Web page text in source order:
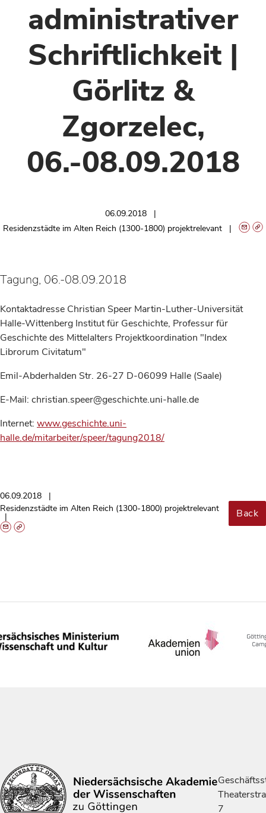
administrativer
Schriftlichkeit |
Görlitz &
Zgorzelec,
06.-08.09.2018
06.09.2018
Residenzstädte im Alten Reich (1300-1800) projektrelevant
Tagung, 06.-08.09.2018
Kontaktadresse Christian Speer Martin-Luther-Universität
Halle-Wittenberg Institut für Geschichte, Professur für
Geschichte des Mittelalters Projektkoordination "Index
Librorum Civitatum"
Emil-Abderhalden Str. 26-27 D-06099 Halle (Saale)
E-Mail: christian.speer@geschichte.uni-halle.de
Internet: www.geschichte.uni-
halle.de/mitarbeiter/speer/tagung2018/
06.09.2018
Residenzstädte im Alten Reich (1300-1800) projektrelevant
Back
7